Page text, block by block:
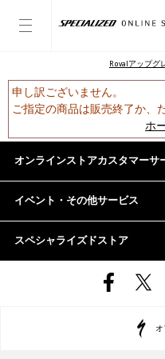
Rovalアップグ
申し訳ございません。
ご指定の商品は販売終了か、
ホ
オンラインストアカスタマーサ
イベント・その他サービス
スペシャライズドストア
オ